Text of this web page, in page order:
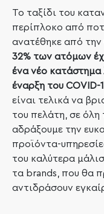
Το ταξίδι του
περίπλοκο από
ανατέθηκε από την
32% των ατόμων
ένα νέο κατάστημα
έναρξη του COVID-
είναι τελικά να
του πελάτη, σε όλη
αδράξουμε την
προϊόντα-
του καλύτερα
τα brands , που θα
αντιδράσουν